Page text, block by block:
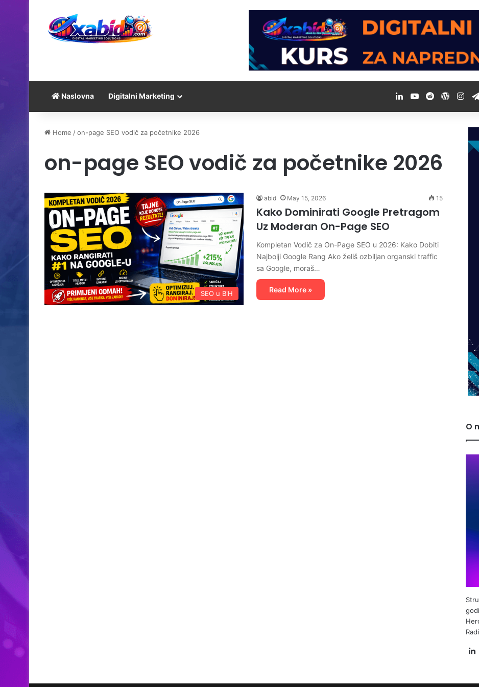
Naslovna Digitalni Marketing LinkedInYouTube
Reddit
Home /on-page SEO vodič za početnike 2026
on-page SEO vodič za početnike 2026
SEO u BiH
abid May 15, 2026 15
Kako Dominirati Google Pretragom
Uz Moderan On-Page SEO
Kompletan Vodič za On-Page SEO u 2026: Kako Dobiti
Najbolji Google Rang Ako želiš ozbiljan organski traffic
sa Google, moraš…
Read More »
O